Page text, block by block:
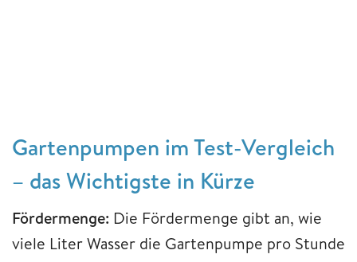
Gartenpumpen im Test-Vergleich
– das Wichtigste in Kürze
Fördermenge: Die Fördermenge gibt an, wie
viele Liter Wasser die Gartenpumpe pro Stunde